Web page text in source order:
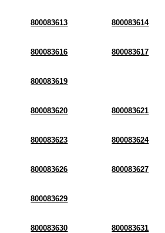
800083613 800083614
800083616 800083617
800083619
800083620 800083621
800083623 800083624
800083626 800083627
800083629
800083630 800083631